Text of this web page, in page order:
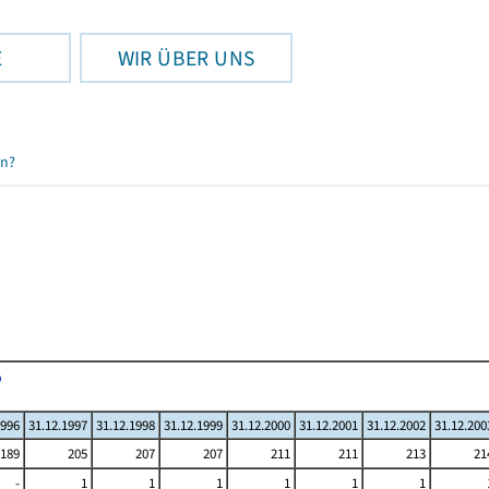
WIR ÜBER UNS
31.12.1997 31.12.1998 31.12.1999 31.12.2000 31.12.2001 31.12.2002
189 205 207 207 211 211 213
- 1 1 1 1 1 1